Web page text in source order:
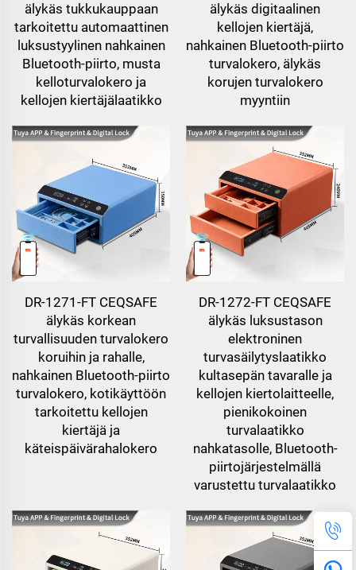
älykäs tukkukauppaan
tarkoitettu automaattinen
luksustyylinen nahkainen
Bluetooth-piirto, musta
kelloturvalokero ja
kellojen kiertäjälaatikko
älykäs digitaalinen
kellojen kiertäjä,
nahkainen Bluetooth-piirto
turvalokero, älykäs
korujen turvalokero
myyntiin
DR-1271-FT CEQSAFE
älykäs korkean
turvallisuuden turvalokero
koruihin ja rahalle,
nahkainen Bluetooth-piirto
turvalokero, kotikäyttöön
tarkoitettu kellojen
kiertäjä ja
käteispäivärahalokero
DR-1272-FT CEQSAFE
älykäs luksustason
elektroninen
turvasäilytyslaatikko
kultasepän tavaralle ja
kellojen kiertolaitteelle,
pienikokoinen
turvalaatikko
nahkatasolle, Bluetooth-
piirtojärjestelmällä
varustettu turvalaatikko